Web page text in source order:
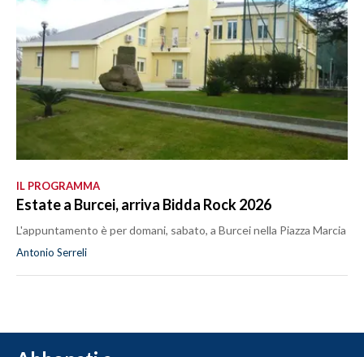
IL PROGRAMMA
Estate a Burcei, arriva Bidda Rock 2026
L'appuntamento è per domani, sabato, a Burcei nella Piazza Marcia
Antonio Serreli